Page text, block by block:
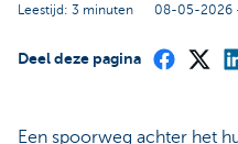
Leestijd: 3 minuten 08-05-2026
Deel deze pagina
Een spoorweg achter het